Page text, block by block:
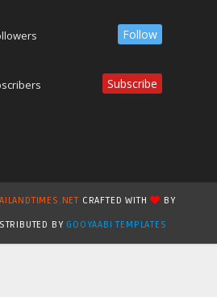
Follow
Subscribe
CRAFTED WITH
BY
BY GOOYAABI TEMPLATES